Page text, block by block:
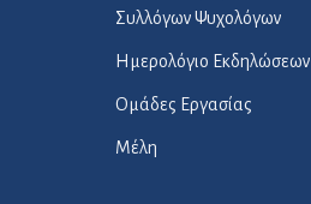
Συλλόγων Ψυχολόγων
Ημερολόγιο Εκδηλώσεων
Ομάδες Εργασίας
Μέλη